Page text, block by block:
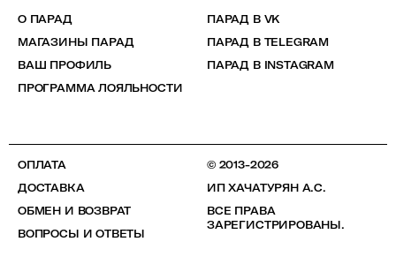
О ПАРАД
МАГАЗИНЫ ПАРАД
ВАШ ПРОФИЛЬ
ПРОГРАММА ЛОЯЛЬНОСТИ
ПАРАД В VK
ПАРАД В TELEGRAM
ПАРАД В INSTAGRAM
ОПЛАТА
ДОСТАВКА
ОБМЕН И ВОЗВРАТ
ВОПРОСЫ И ОТВЕТЫ
© 2013-2026
ИП ХАЧАТУРЯН А.С.
ВСЕ ПРАВА
ЗАРЕГИСТРИРОВАНЫ.